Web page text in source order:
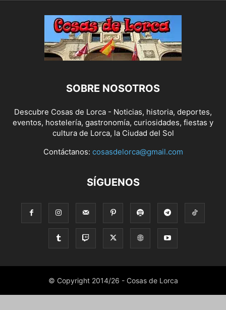
SOBRE NOSOTROS
Descubre Cosas de Lorca - Noticias, historia, deportes,
eventos, hostelería, gastronomía, curiosidades, fiestas y
cultura de Lorca, la Ciudad del Sol
Contáctanos: cosasdelorca@gmail.com
SÍGUENOS
© Copyright 2014/26 - Cosas de Lorca